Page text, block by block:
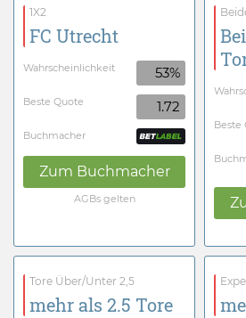
1X2
FC Utrecht
Wahrscheinlichkeit 53%
Beste Quote 1.72
Buchmacher
Zum Buchmacher
AGBs gelten
Beste
Tore Über/Unter 2,5
mehr als 2.5 Tore